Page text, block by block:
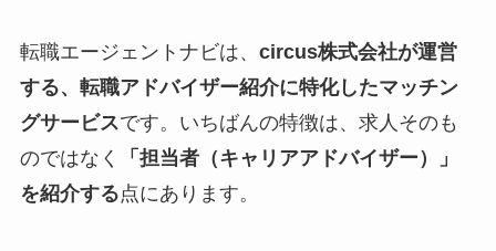
転職エージェントナビは、 circus株式会社が運営
する、転職アドバイザー紹介に特化したマッチン
グサービスです。いちばんの特徴は、求人そのも
のではなく
「担当者（キャリアアドバイザー）」
を紹介する点にあります。